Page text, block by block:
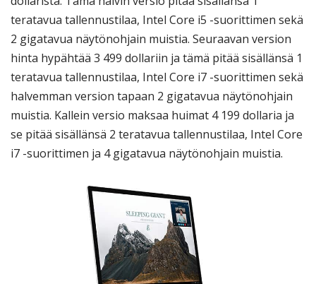
teratavua tallennustilaa, Intel Core i5 -suorittimen sekä
2 gigatavua näytönohjain muistia. Seuraavan version
hinta hypähtää 3 499 dollariin ja tämä pitää sisällänsä 1
teratavua tallennustilaa, Intel Core i7 -suorittimen sekä
halvemman version tapaan 2 gigatavua näytönohjain
muistia. Kallein versio maksaa huimat 4 199 dollaria ja
se pitää sisällänsä 2 teratavua tallennustilaa, Intel Core
i7 -suorittimen ja 4 gigatavua näytönohjain muistia.